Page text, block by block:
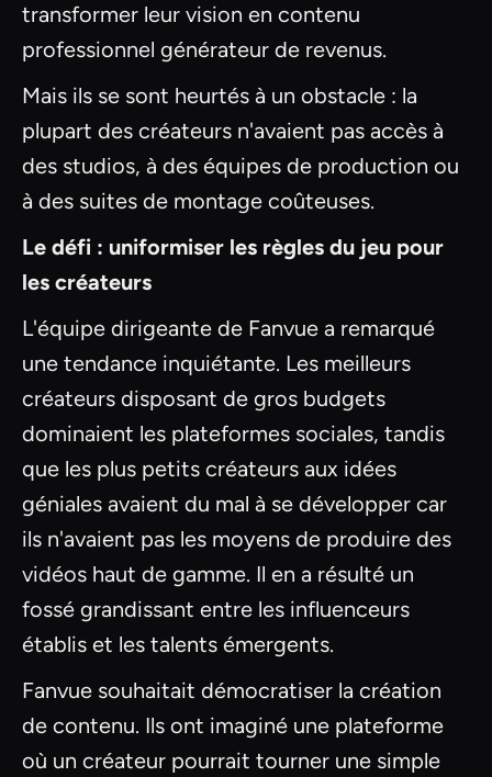
transformer leur vision en contenu
professionnel générateur de revenus.
Mais ils se sont heurtés à un obstacle : la
plupart des créateurs n'avaient pas accès à
des studios, à des équipes de production ou
à des suites de montage coûteuses.
Le défi : uniformiser les règles du jeu pour
les créateurs
L'équipe dirigeante de Fanvue a remarqué
une tendance inquiétante. Les meilleurs
créateurs disposant de gros budgets
dominaient les plateformes sociales, tandis
que les plus petits créateurs aux idées
géniales avaient du mal à se développer car
ils n'avaient pas les moyens de produire des
vidéos haut de gamme. Il en a résulté un
fossé grandissant entre les influenceurs
établis et les talents émergents.
Fanvue souhaitait démocratiser la création
de contenu. Ils ont imaginé une plateforme
où un créateur pourrait tourner une simple